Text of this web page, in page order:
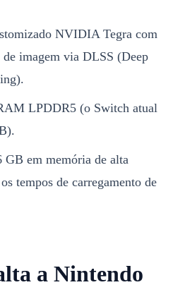
NVIDIA Tegra com
de imagem via DLSS (Deep
LPDDR5 (o Switch atual
GB em memória de alta
tempos de carregamento de
a Nintendo